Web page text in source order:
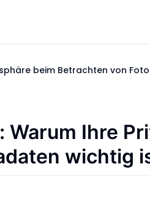
beim Betrachten von
Ihre
wichtig